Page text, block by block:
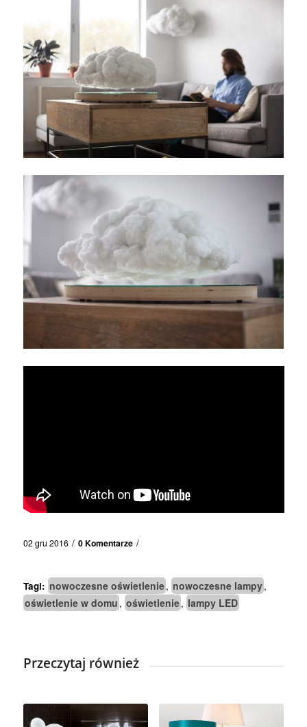
02 gru 2016 / 0 Komentarze /
Tagi: nowoczesne oświetlenie, nowoczesne lampy,
oświetlenie w domu , oświetlenie, lampy LED
Przeczytaj również